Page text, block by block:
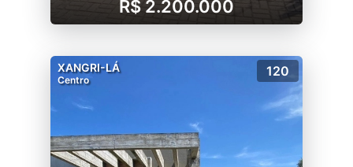
R$ 2.200.000
XANGRI-LÁ
Centro
120